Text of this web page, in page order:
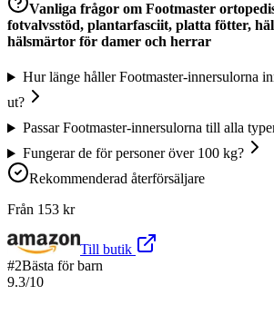
Vanliga frågor om Footmaster
fotvalvsstöd, plantarfasciit, platta fötter,
hälsmärtor för damer och herrar
Hur länge håller Footmaster-innersulorna
ut?
Passar Footmaster-innersulorna till alla
Fungerar de för personer över 100 kg?
Rekommenderad återförsäljare
Från 153 kr
Till butik
#2Bästa för barn
9.3/10